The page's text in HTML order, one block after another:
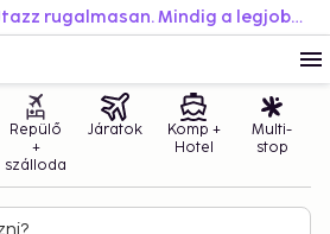
Foglalj könnyedén. Utazz rugalmasan. Mindig a legjobb áron.
Repülő
+
szálloda
Járatok
Komp +
Hotel
Multi-
stop